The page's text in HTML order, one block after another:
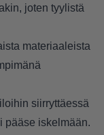
joten tyylistä
materiaaleista
siirryttäessä
pääse iskelmään.